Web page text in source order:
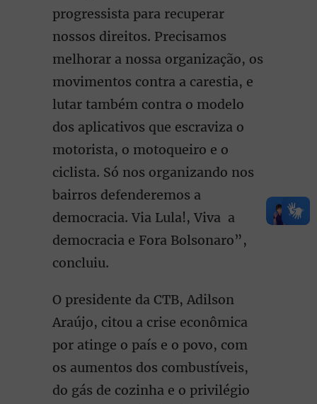
progressista para recuperar
nossos direitos. Precisamos
melhorar a nossa organização, os
movimentos contra a carestia, e
lutar também contra o modelo
dos aplicativos que escraviza o
motorista, o motoqueiro e o
ciclista. Só nos organizando nos
bairros defenderemos a
democracia. Via Lula!, Viva a
democracia e Fora Bolsonaro”,
concluiu.
O presidente da CTB, Adilson
Araújo, citou a crise econômica
por atinge o país e o povo, com
os aumentos dos combustíveis,
do gás de cozinha e o privilégio